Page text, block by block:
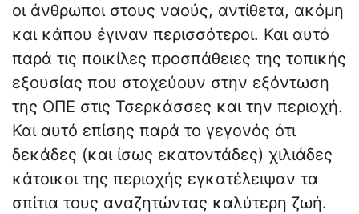
οι άνθρωποι στους ναούς, αντίθετα, ακόμη
και κάπου έγιναν περισσότεροι. Και αυτό
παρά τις ποικίλες προσπάθειες της τοπικής
εξουσίας που στοχεύουν στην εξόντωση
της ΟΠΕ στις Τσερκάσσες και την περιοχή.
Και αυτό επίσης παρά το γεγονός ότι
δεκάδες (και ίσως εκατοντάδες) χιλιάδες
κάτοικοι της περιοχής εγκατέλειψαν τα
σπίτια τους αναζητώντας καλύτερη ζωή.